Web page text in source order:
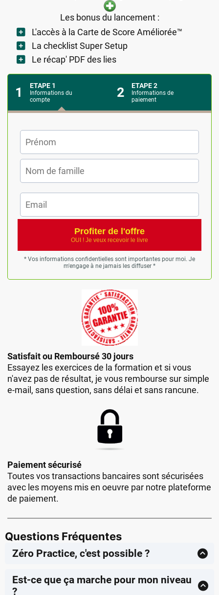
Les bonus du lancement :
L'accès à la Carte de Score Améliorée™
La checklist Super Setup
Le récap' PDF des lies
1 ETAPE 1
Informations du
compte
2 ETAPE 2
Informations de
paiement
Profiter de l'offre
OUI ! Je veux recevoir le livre
* Vos informations confidentielles sont importantes pour moi. Je
m'engage à ne jamais les diffuser *
Satisfait ou Remboursé 30 jours
Essayez les exercices de la formation et si vous
n'avez pas de résultat, je vous rembourse sur simple
e-mail, sans question, sans délai et sans rancune.
Paiement sécurisé
Toutes vos transactions bancaires sont sécurisées
avec les moyens mis en oeuvre par notre plateforme
de paiement.
Questions Fréquentes
Zéro Practice, c'est possible ?
inutile.
Ça veut dire que ce guide vous permet de
Est-ce que ça marche pour mon niveau
?